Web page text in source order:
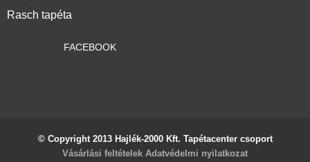
Rasch tapéta
FACEBOOK
© Copyright 2013 Hajlék-2000 Kft. Tapétacenter csoport
Vásárlási feltételek Adatvédelmi nyilatkozat